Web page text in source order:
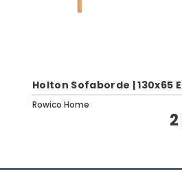
Holton Sofaborde | 130x65
Rowico Home